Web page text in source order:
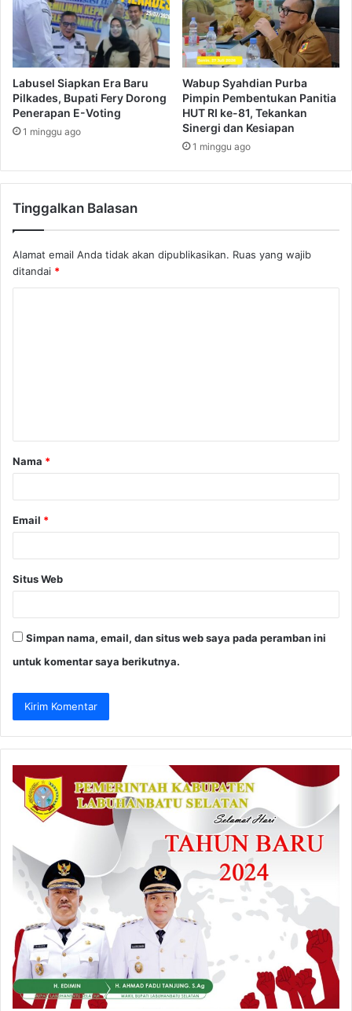
Labusel Siapkan Era Baru
Pilkades, Bupati Fery Dorong
Penerapan E-Voting
1 minggu ago
Wabup Syahdian Purba
Pimpin Pembentukan Panitia
HUT RI ke-81, Tekankan
Sinergi dan Kesiapan
1 minggu ago
Tinggalkan Balasan
Alamat email Anda tidak akan dipublikasikan. Ruas yang wajib
ditandai *
a
r
Nama *
Email *
Situs Web
Simpan nama, email, dan situs web saya pada peramban ini
untuk komentar saya berikutnya.